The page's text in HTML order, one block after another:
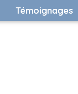
Témoignages